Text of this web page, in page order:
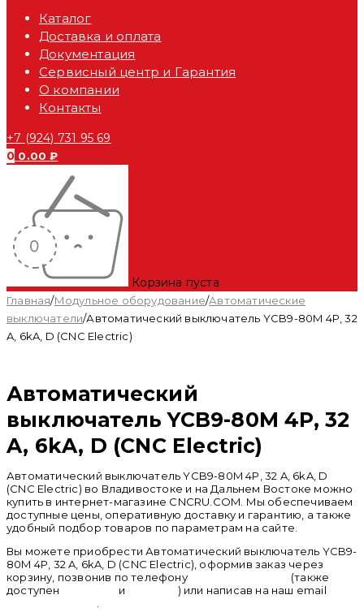
Каталог
Доставка и оплата
Документация
Сервисный центр и Гарантия
О компании
Контакты
+7 (924) 731 95 69
0 0.00₽
Корзина пуста
Главная/Модульное оборудование/Автоматические
выключатели/Автоматический выключатель YCB9-80M 4P, 32
A, 6kA, D (CNC Electric)
Автоматический
выключатель YCB9-80M 4P, 32
A, 6kA, D (CNC Electric)
Автоматический выключатель YCB9-80M 4P, 32 A, 6kA, D
(CNC Electric) во Владивостоке и на Дальнем Востоке можно
купить в интернет-магазине CNCRU.COM. Мы обеспечиваем
доступные цены, оперативную доставку и гарантию, а также
удобный подбор товаров по параметрам на сайте.
Вы можете приобрести Автоматический выключатель YCB9-
80M 4P, 32 A, 6kA, D (CNC Electric), оформив заказ через
корзину, позвонив по телефону
(также
доступен
и
) или написав на наш email